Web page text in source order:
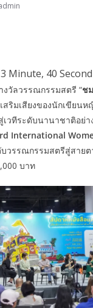
3 Minute, 40 Second
งวัลวรรณกรรมสตรี “ช
สริมเสียงของนักเขียนห
วทีระดับนานาชาติอย่า
International
บวรรณกรรมสตรีสู่สายต
บาท